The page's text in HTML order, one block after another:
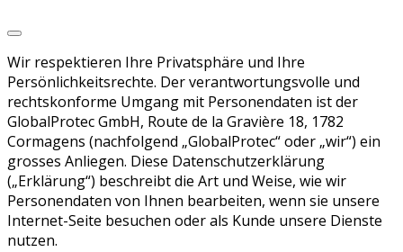
Wir respektieren Ihre Privatsphäre und Ihre
Persönlichkeitsrechte. Der verantwortungsvolle und
rechtskonforme Umgang mit Personendaten ist der
GlobalProtec GmbH, Route de la Gravière 18, 1782
Cormagens (nachfolgend „GlobalProtec“ oder „wir“) ein
grosses Anliegen. Diese Datenschutzerklärung
(„Erklärung“) beschreibt die Art und Weise, wie wir
Personendaten von Ihnen bearbeiten, wenn sie unsere
Internet-Seite besuchen oder als Kunde unsere Dienste
nutzen.